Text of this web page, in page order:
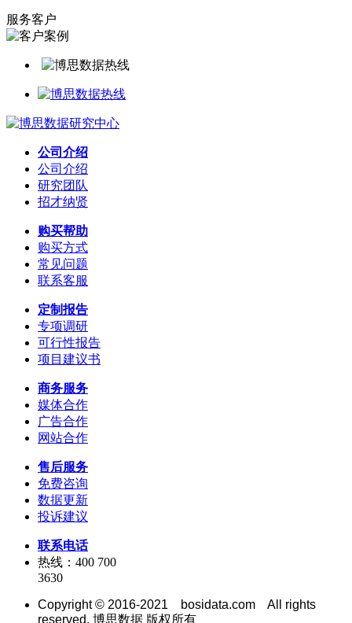
服务客户
公司介绍
公司介绍
研究团队
招才纳贤
购买帮助
购买方式
常见问题
联系客服
定制报告
专项调研
可行性报告
项目建议书
商务服务
媒体合作
广告合作
网站合作
售后服务
免费咨询
数据更新
投诉建议
联系电话
热线：400 700
3630
Copyright © 2016-2021 bosidata.com All rights
reserved. 博思数据 版权所有